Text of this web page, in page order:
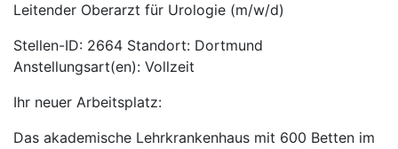
Leitender Oberarzt für Urologie (m/w/d)
Stellen-ID: 2664 Standort: Dortmund
Anstellungsart(en): Vollzeit
Ihr neuer Arbeitsplatz:
Das akademische Lehrkrankenhaus mit 600 Betten im